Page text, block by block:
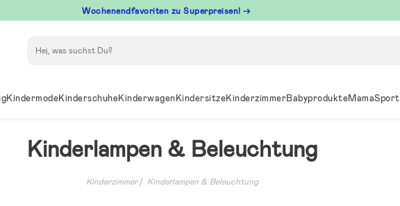
Wochenendfavoriten zu Superpreisen! →
KindermodeKinderschuheKinderwagenKindersitzeKinderzimmerBabyprodukteMamaSport
Kinderlampen & Beleuchtung
Kinderzimmer Kinderlampen & Beleuchtung